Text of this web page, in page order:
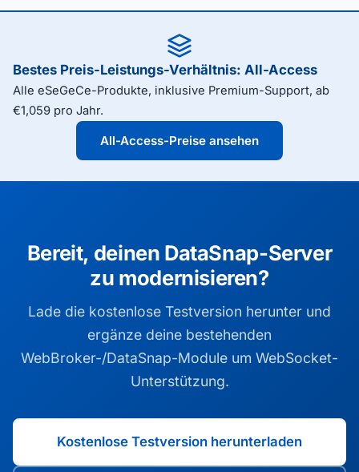
Bestes Preis-Leistungs-Verhältnis: All-Access
Alle eSeGeCe-Produkte, inklusive Premium-Support, ab
€1,059 pro Jahr.
All-Access-Preise ansehen
Bereit, deinen DataSnap-Server
zu modernisieren?
Lade die kostenlose Testversion herunter und
ergänze deine bestehenden
WebBroker-/DataSnap-Module um WebSocket-
Unterstützung.
Kostenlose Testversion herunterladen